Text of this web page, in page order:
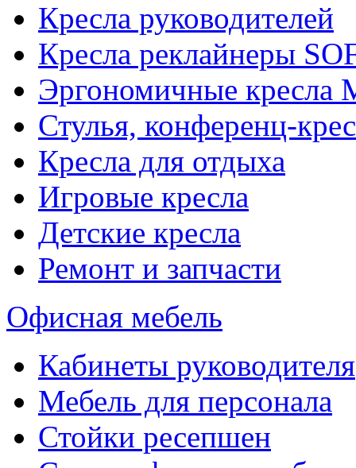
Кресла руководителей
Кресла реклайнеры
Эргономичные
Стулья, конференц-
Кресла для отдыха
Игровые кресла
Детские кресла
Ремонт и запчасти
Офисная мебель
Кабинеты руководителя
Мебель для персонала
Стойки ресепшен